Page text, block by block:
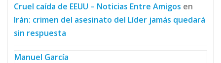
Cruel caída de EEUU – Noticias Entre Amigos en
Irán: crimen del asesinato del Líder jamás quedará
sin respuesta
Manuel García